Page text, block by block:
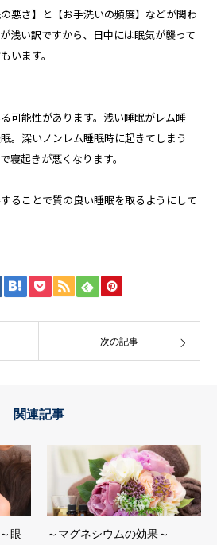
悪さ】と【お手洗いの頻度】などが関わ
浅い訳ですから、日中には眠気が襲って
います。
可能性があります。浅い睡眠がレム睡
。深いノンレム睡眠時に起きてしまう
寝起きが悪くなります。
ることで質の良い睡眠を取るようにして
次の記事
関連記事
眼
～マグネシウムの効果～